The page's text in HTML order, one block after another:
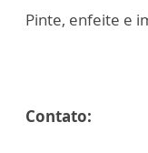
Pinte, enfeite e
Contato: